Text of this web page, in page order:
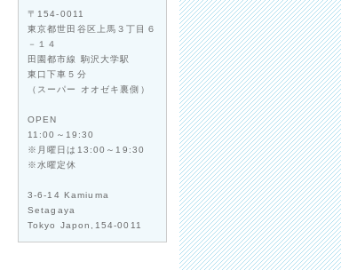
〒154-0011
東京都世田谷区上馬３丁目６
－１４
田園都市線 駒沢大学駅
東口下車５分
（スーパー オオゼキ裏側）
OPEN
11:00～19:30
※月曜日は13:00～19:30
※水曜定休
3-6-14 Kamiuma
Setagaya
Tokyo Japon,154-0011